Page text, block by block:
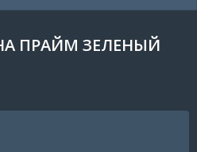
ПРАЙМ ЗЕЛЕНЫЙ